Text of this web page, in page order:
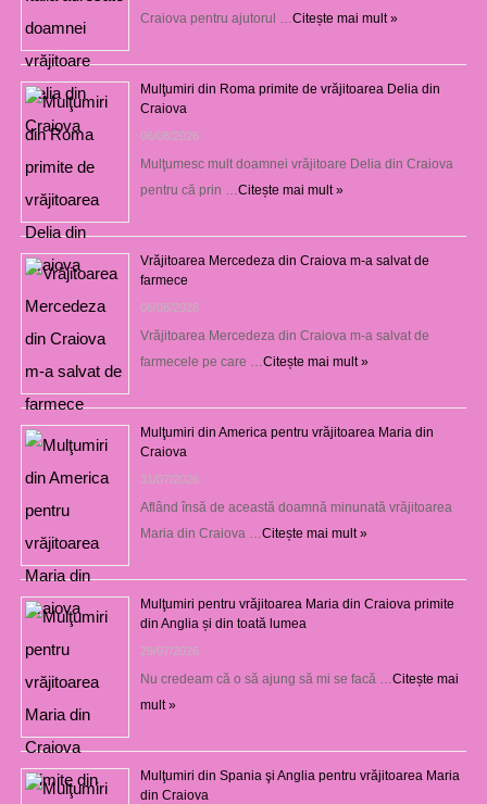
Craiova pentru ajutorul … Citește mai mult »
Mulţumiri din Roma primite de vrăjitoarea Delia din
Craiova
06/08/2026
Mulţumesc mult doamnei vrăjitoare Delia din Craiova
pentru că prin … Citește mai mult »
Vrăjitoarea Mercedeza din Craiova m-a salvat de
farmece
06/08/2026
Vrăjitoarea Mercedeza din Craiova m-a salvat de
farmecele pe care … Citește mai mult »
Mulţumiri din America pentru vrăjitoarea Maria din
Craiova
31/07/2026
Aflând însă de această doamnă minunată vrăjitoarea
Maria din Craiova … Citește mai mult »
Mulţumiri pentru vrăjitoarea Maria din Craiova primite
din Anglia și din toată lumea
29/07/2026
Nu credeam că o să ajung să mi se facă … Citește mai
mult »
Mulţumiri din Spania şi Anglia pentru vrăjitoarea Maria
din Craiova